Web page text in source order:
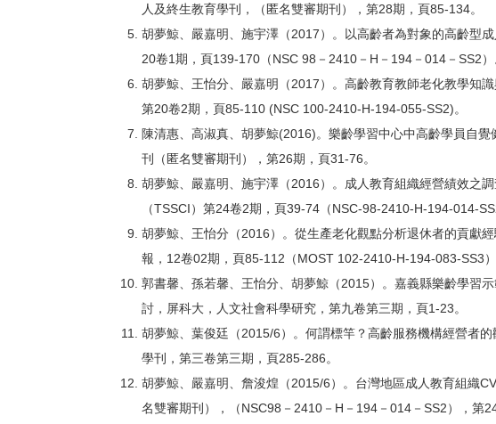
人及終生教育學刊，（匿名雙審期刊），第28期，頁85-134。
胡夢鯨、嚴嘉明、施宇澤（2017）。以高齡者為對象的高齡型
20卷1期，頁139-170（NSC 98－2410－H－194－014－SS2
胡夢鯨、王怡分、嚴嘉明（2017）。高齡教育教師老化教學知
第20卷2期，頁85-110 (NSC 100-2410-H-194-055-SS2)。
陳清惠、高淑真、胡夢鯨(2016)。樂齡學習中心中高齡學員自
刊（匿名雙審期刊），第26期，頁31-76。
胡夢鯨、嚴嘉明、施宇澤（2016）。成人教育組織經營績效之
（TSSCI）第24卷2期，頁39-74（NSC-98-2410-H-194-014-
胡夢鯨、王怡分（2016）。從生產老化觀點分析退休者的貢獻
報，12卷02期，頁85-112（MOST 102-2410-H-194-083-SS3
郭書馨、孫若馨、王怡分、胡夢鯨（2015）。嘉義縣樂齡學習
討，屏科大，人文社會科學研究，第九卷第三期，頁1-23。
胡夢鯨、葉俊廷（2015/6）。何謂標竿？高齡服務機構經營者
學刊，第三卷第三期，頁285-286。
胡夢鯨、嚴嘉明、詹浚煌（2015/6）。台灣地區成人教育組織
名雙審期刊），（NSC98－2410－H－194－014－SS2），第